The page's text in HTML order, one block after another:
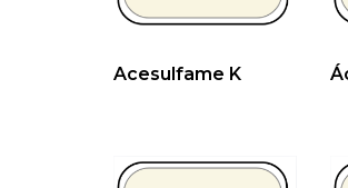
Acesulfame K